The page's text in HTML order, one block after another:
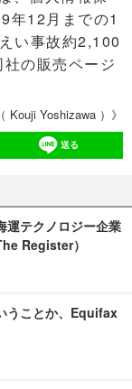
年12月までの1
い事故約2,100
の販売ページ
Kouji Yoshizawa ）》
送る
運テクノロジー企業
Register）
うことか、Equifax